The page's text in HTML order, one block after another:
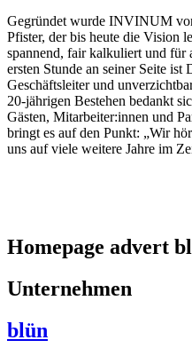
Gegründet wurde INVINUM
Pfister, der bis heute die Vision
spannend, fair kalkuliert und für
ersten Stunde an seiner Seite ist
Geschäftsleiter und
20-jährigen Bestehen bedankt
Gästen, Mitarbeiter:innen und
bringt es auf den Punkt: „Wir
uns auf viele weitere Jahre im
Homepage advert
Unternehmen
blün